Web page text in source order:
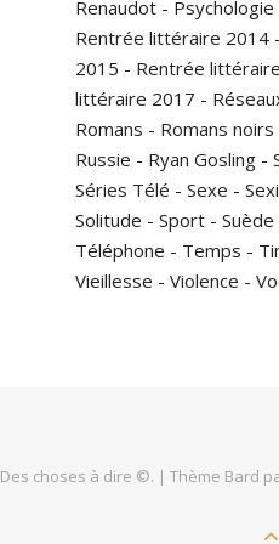
Renaudot - Psychologie
Rentrée littéraire 2014 -
2015 - Rentrée
littéraire 2017 -
Romans - Romans noirs
Russie - Ryan Gosling -
Séries Télé - Sexe -
Solitude - Sport - Suède
Téléphone - Temps -
Vieillesse - Violence -
choses à dire ©. | Thème Bard